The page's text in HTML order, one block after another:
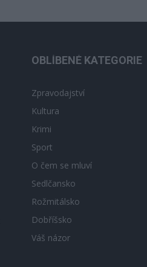
OBLÍBENÉ KATEGORIE
Zpravodajství
Kultura
Krimi
Sport
O čem se mluví
Sedlčansko
Rožmitálsko
Dobříšsko
Váš názor